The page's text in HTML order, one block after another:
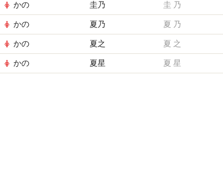
かの 圭乃 圭 乃
かの 夏乃 夏 乃
かの 夏之 夏 之
かの 夏星 夏 星